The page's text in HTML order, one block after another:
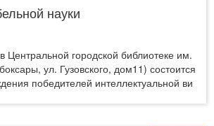
науки
Центральной городской библиотеке им.
ул. Гузовского, дом11) состоится
победителей интеллектуальной ви